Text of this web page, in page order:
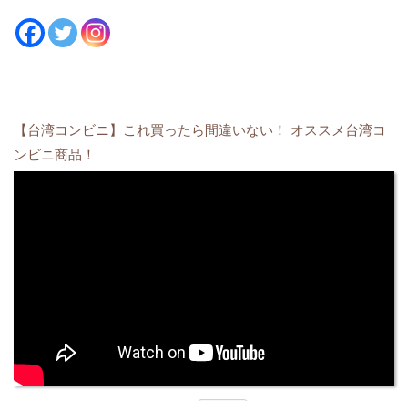
【台湾コンビニ】これ買ったら間違いない！ オススメ台湾コ
ンビニ商品！